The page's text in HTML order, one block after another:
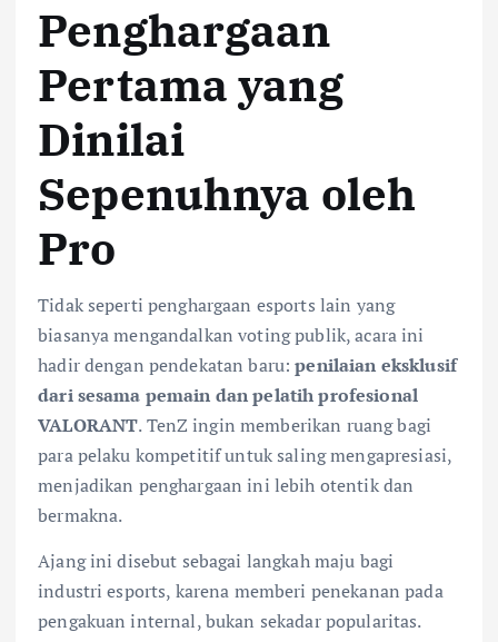
Penghargaan
Pertama yang
Dinilai
Sepenuhnya oleh
Pro
Tidak seperti penghargaan esports lain yang
biasanya mengandalkan voting publik, acara ini
hadir dengan pendekatan baru:penilaian eksklusif
dari sesama pemain dan pelatih profesional
VALORANT. TenZ ingin memberikan ruang bagi
para pelaku kompetitif untuk saling mengapresiasi,
menjadikan penghargaan ini lebih otentik dan
bermakna.
Ajang ini disebut sebagai langkah maju bagi
industri esports, karena memberi penekanan pada
pengakuan internal, bukan sekadar popularitas.